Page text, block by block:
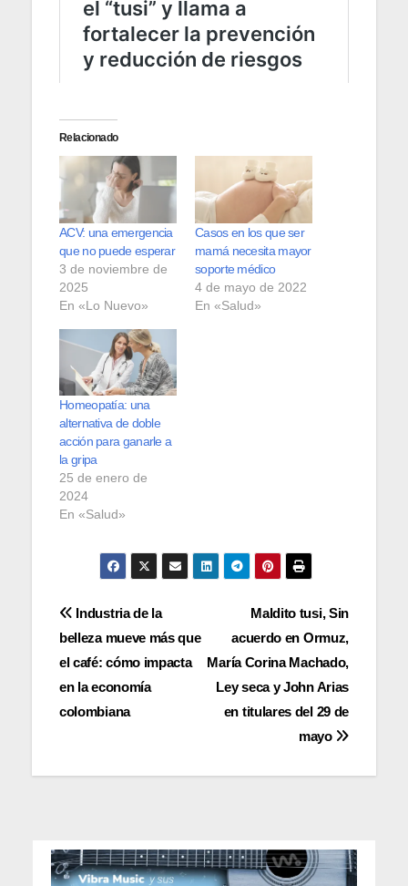
Relacionado
ACV: una emergencia
que no puede esperar
3 de noviembre de
2025
En «Lo Nuevo»
Casos en los que ser
mamá necesita mayor
soporte médico
4 de mayo de 2022
En «Salud»
Homeopatía: una
alternativa de doble
acción para ganarle a
la gripa
25 de enero de
2024
En «Salud»
Navegación
de
entradas
Maldito tusi, Sin
acuerdo en Ormuz,
María Corina Machado,
Ley seca y John Arias
en titulares del 29 de
mayo
Industria de la
belleza mueve más que
el café: cómo impacta
en la economía
colombiana